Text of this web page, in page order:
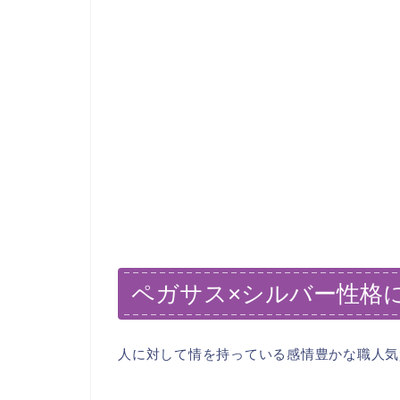
ペガサス×シルバー性格
人に対して情を持っている感情豊かな職人気